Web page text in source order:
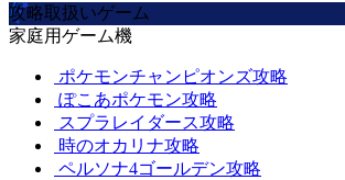
攻略取扱いゲーム
家庭用ゲーム機
ポケモンチャンピオンズ攻略
ぽこあポケモン攻略
スプラレイダース攻略
時のオカリナ攻略
ペルソナ4ゴールデン攻略